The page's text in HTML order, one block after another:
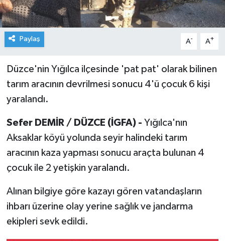
Paylaş A- A+
Düzce'nin Yığılca ilçesinde 'pat pat' olarak bilinen
tarım aracının devrilmesi sonucu 4'ü çocuk 6 kişi
yaralandı.
Sefer DEMİR / DÜZCE (İGFA) - Yığılca'nın
Aksaklar köyü yolunda seyir halindeki tarım
aracının kaza yapması sonucu araçta bulunan 4
çocuk ile 2 yetişkin yaralandı.
Alınan bilgiye göre kazayı gören vatandaşların
ihbarı üzerine olay yerine sağlık ve jandarma
ekipleri sevk edildi.